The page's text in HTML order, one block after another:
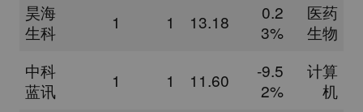
昊海
生科
1 1 13.18
0.2
3%
医药
生物
中科
蓝讯
1 1 11.60
-9.5
2%
计算
机